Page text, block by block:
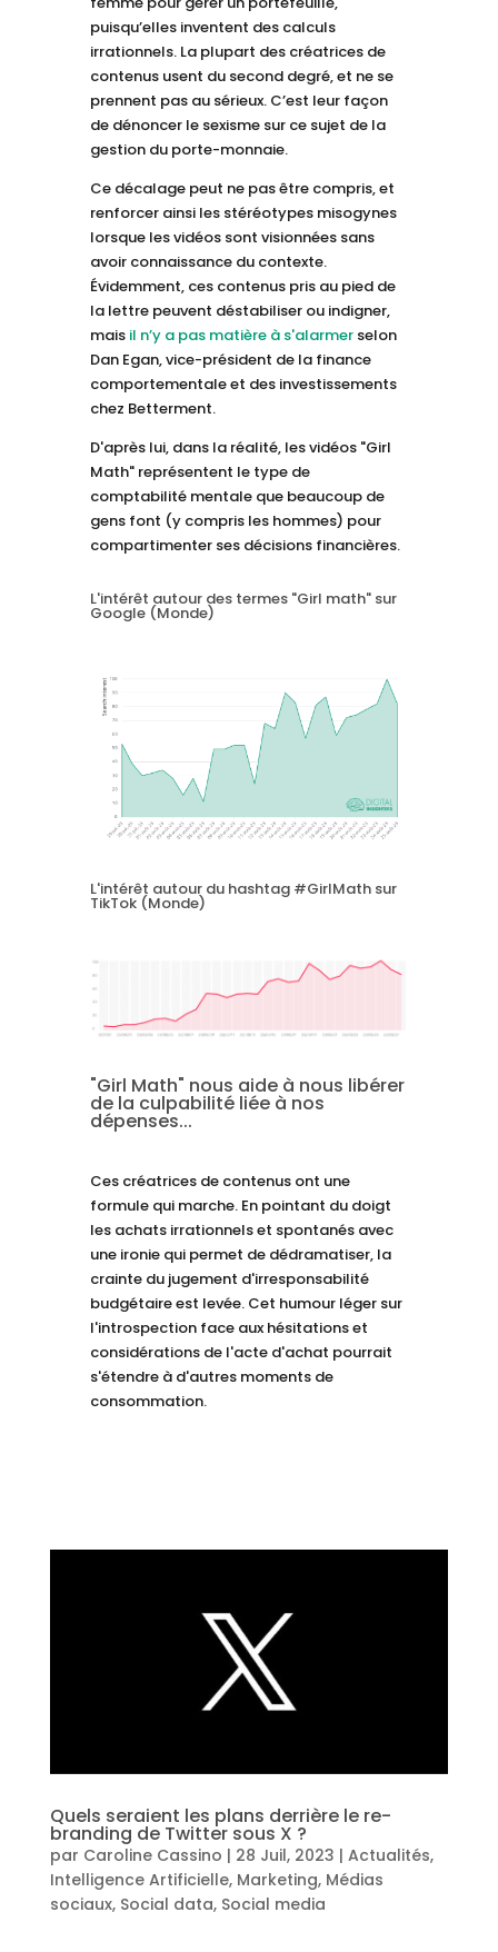
puisqu’elles inventent des calculs
irrationnels. La plupart des créatrices de
contenus usent du second degré, et ne se
prennent pas au sérieux. C’est leur façon
de dénoncer le sexisme sur ce sujet de la
gestion du porte-monnaie.
Ce décalage peut ne pas être compris, et
renforcer ainsi les stéréotypes misogynes
lorsque les vidéos sont visionnées sans
avoir connaissance du contexte.
Évidemment, ces contenus pris au pied de
la lettre peuvent déstabiliser ou indigner,
mais il n’y a pas matière à s'alarmerselon
Dan Egan, vice-président de la finance
comportementale et des investissements
chez Betterment.
D'après lui, dans la réalité, les vidéos "Girl
Math" représentent le type de
comptabilité mentale que beaucoup de
gens font (y compris les hommes) pour
compartimenter ses décisions financières.
L'intérêt autour des termes "Girl math" sur
Google (Monde)
L'intérêt autour du hashtag #GirlMath sur
TikTok (Monde)
"Girl Math" nous aide à nous libérer
de la culpabilité liée à nos
dépenses...
Ces créatrices de contenus ont une
formule qui marche. En pointant du doigt
les achats irrationnels et spontanés avec
une ironie qui permet de dédramatiser, la
crainte du jugement d'irresponsabilité
budgétaire est levée. Cet humour léger sur
l'introspection face aux hésitations et
considérations de l'acte d'achat pourrait
s'étendre à d'autres moments de
consommation.
Quels seraient les plans derrière le re-
branding de Twitter sous X ?
par Caroline Cassino | 28 Juil, 2023 | Actualités,
Intelligence Artificielle, Marketing, Médias
sociaux, Social data, Social media